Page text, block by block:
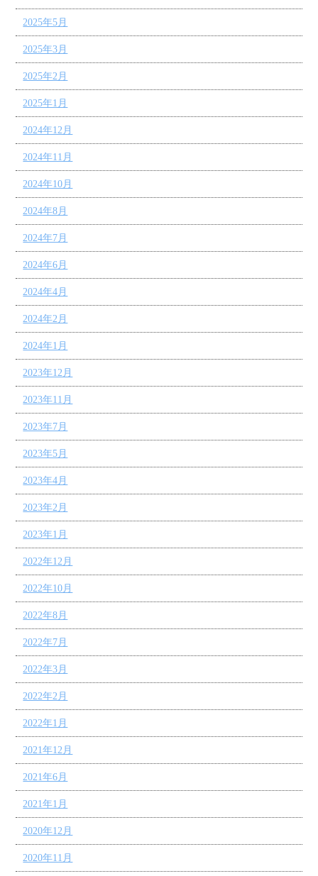
2025年5月
2025年3月
2025年2月
2025年1月
2024年12月
2024年11月
2024年10月
2024年8月
2024年7月
2024年6月
2024年4月
2024年2月
2024年1月
2023年12月
2023年11月
2023年7月
2023年5月
2023年4月
2023年2月
2023年1月
2022年12月
2022年10月
2022年8月
2022年7月
2022年3月
2022年2月
2022年1月
2021年12月
2021年6月
2021年1月
2020年12月
2020年11月